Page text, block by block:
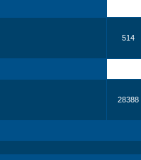
514
28388